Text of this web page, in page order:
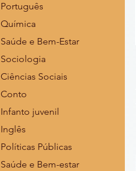
Português
Química
Saúde e Bem-Estar
Sociologia
Ciências Sociais
Conto
Infanto juvenil
Inglês
Políticas Públicas
Saúde e Bem-estar